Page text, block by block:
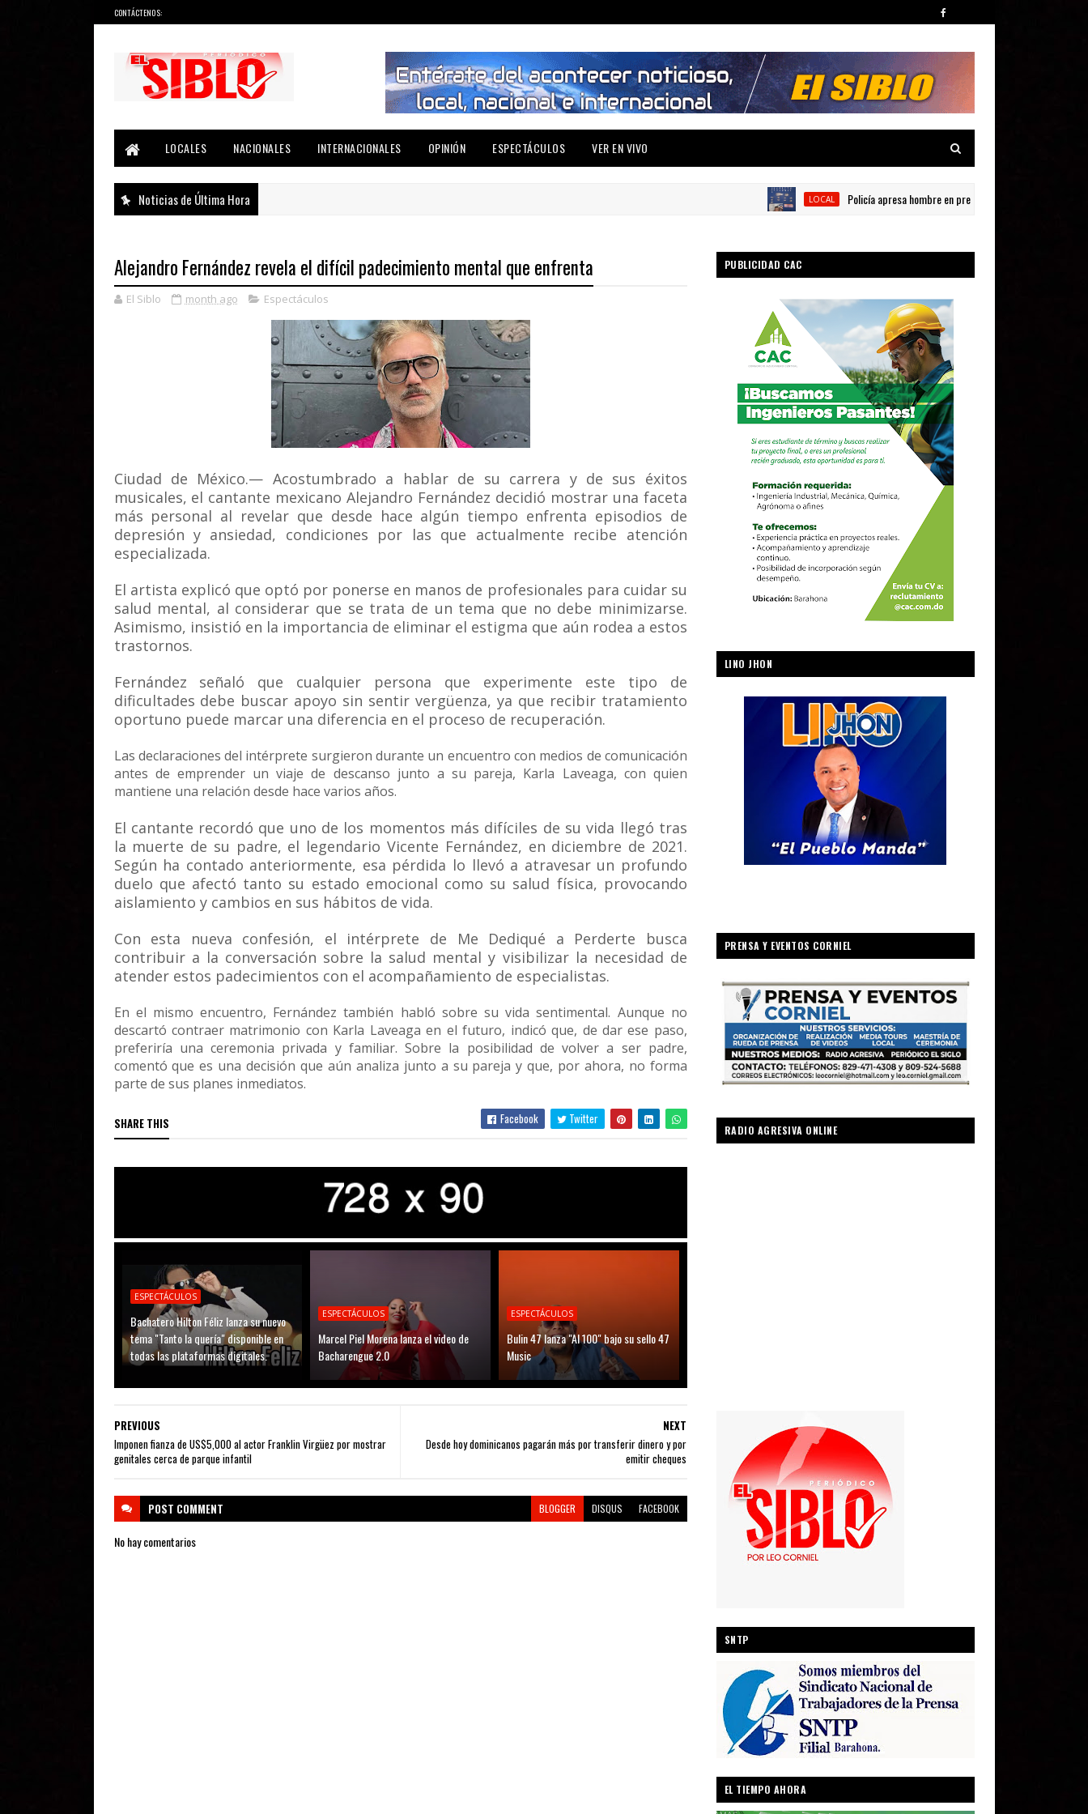
CONTÁCTENOS:
LOCALES
NACIONALES INTERNACIONALES OPINIÓN ESPECTÁCULOS VER EN VIVO
Noticias de Última Hora LOCAL Policía apresa hombre en presunta por posesión de sustancias
Alejandro Fernández revela el difícil padecimiento mental que enfrenta
El Siblo month ago Espectáculos
Ciudad de México.— Acostumbrado a hablar de su carrera y de sus éxitos
musicales, el cantante mexicano Alejandro Fernández decidió mostrar una faceta
más personal al revelar que desde hace algún tiempo enfrenta episodios de
depresión y ansiedad, condiciones por las que actualmente recibe atención
especializada.
El artista explicó que optó por ponerse en manos de profesionales para cuidar su
salud mental, al considerar que se trata de un tema que no debe minimizarse.
Asimismo, insistió en la importancia de eliminar el estigma que aún rodea a estos
trastornos.
Fernández señaló que cualquier persona que experimente este tipo de
dificultades debe buscar apoyo sin sentir vergüenza, ya que recibir tratamiento
oportuno puede marcar una diferencia en el proceso de recuperación.
Las declaraciones del intérprete surgieron durante un encuentro con medios de comunicación
antes de emprender un viaje de descanso junto a su pareja, Karla Laveaga, con quien
mantiene una relación desde hace varios años.
El cantante recordó que uno de los momentos más difíciles de su vida llegó tras
la muerte de su padre, el legendario Vicente Fernández, en diciembre de 2021.
Según ha contado anteriormente, esa pérdida lo llevó a atravesar un profundo
duelo que afectó tanto su estado emocional como su salud física, provocando
aislamiento y cambios en sus hábitos de vida.
Con esta nueva confesión, el intérprete de Me Dediqué a Perderte busca
contribuir a la conversación sobre la salud mental y visibilizar la necesidad de
atender estos padecimientos con el acompañamiento de especialistas.
En el mismo encuentro, Fernández también habló sobre su vida sentimental. Aunque no
descartó contraer matrimonio con Karla Laveaga en el futuro, indicó que, de dar ese paso,
preferiría una ceremonia privada y familiar. Sobre la posibilidad de volver a ser padre,
comentó que es una decisión que aún analiza junto a su pareja y que, por ahora, no forma
parte de sus planes inmediatos.
SHARE THIS Facebook Twitter
ESPECTÁCULOS
Bachatero Hilton Féliz lanza su nuevo
tema "Tanto la quería" disponible en
todas las plataformas digitales.
ESPECTÁCULOS
Marcel Piel Morena lanza el video de
Bacharengue 2.0
ESPECTÁCULOS
Bulin 47 lanza "Al 100" bajo su sello 47
Music
NEXT
Desde hoy dominicanos pagarán más por transferir dinero y por
emitir cheques
PREVIOUS
Imponen fianza de US$5,000 al actor Franklin Virgüez por mostrar
genitales cerca de parque infantil
POST COMMENT BLOGGER DISQUS FACEBOOK
No hay comentarios
PUBLICIDAD CAC
LINO JHON
PRENSA Y EVENTOS CORNIEL
RADIO AGRESIVA ONLINE
SNTP
EL TIEMPO AHORA